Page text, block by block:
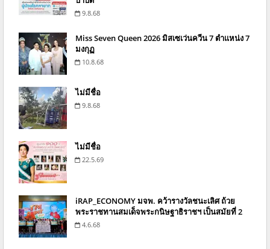
9.8.68
Miss Seven Queen 2026 มิสเซเว่นควีน 7 ตำแหน่ง 7
มงกุฏ
10.8.68
ไม่มีชื่อ
9.8.68
ไม่มีชื่อ
22.5.69
iRAP_ECONOMY มจพ. คว้ารางวัลชนะเลิศ ถ้วย
พระราชทานสมเด็จพระกนิษฐาธิราชฯ เป็นสมัยที่ 2
4.6.68